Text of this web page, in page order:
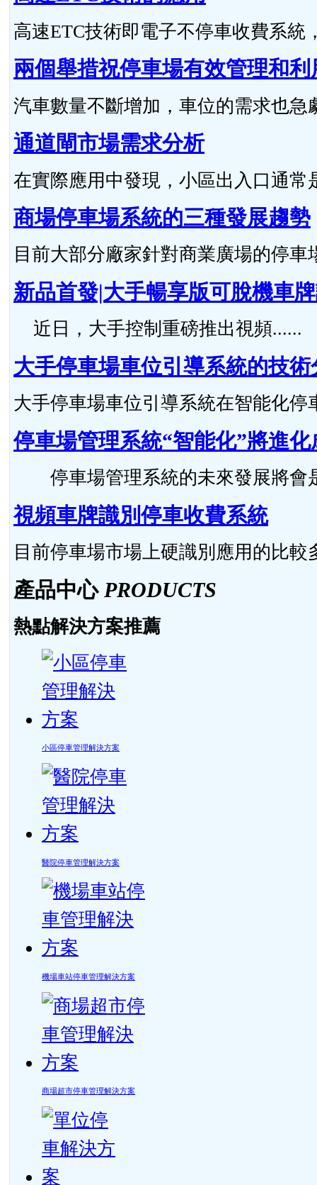
高速ETC技術即電子不停車收費系統
兩個舉措祝停車場有效管理和利
汽車數量不斷增加，車位的需求也
通道閘市場需求分析
在實際應用中發現，小區出入口通
商場停車場系統的三種發展趨勢
目前大部分廠家針對商業廣場的停
新品首發|大手暢享版可脫機車
近日，大手控制重磅推出視頻......
大手停車場車位引導系統的技術
大手停車場車位引導系統在智能化
停車場管理系統“智能化”將進
停車場管理系統的未來發展將會
視頻車牌識別停車收費系統
目前停車場市場上硬識別應用的比
產品中心 PRODUCTS
熱點解決方案推薦
小區停車管理解決方案
醫院停車管理解決方案
機場車站停車管理解決方案
商場超市停車管理解決方案